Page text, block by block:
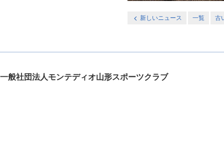
新しいニュース 一覧 古
一般社団法人モンテディオ山形スポーツクラブ